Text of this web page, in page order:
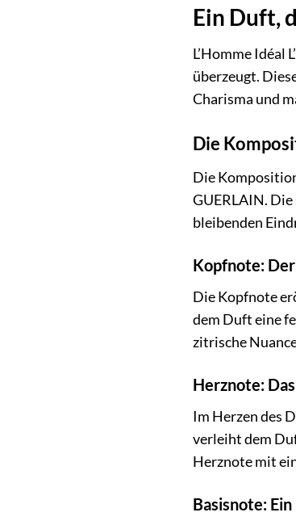
Ein Duft,
L’Homme Idéal
überzeugt.
Charisma und
Die
Die
GUERLAIN.
bleibenden
Kopfnote:
Die Kopfnote
dem Duft eine
zitrische
Herznote:
Im Herzen des
verleiht dem
Herznote mit
Basisnote: